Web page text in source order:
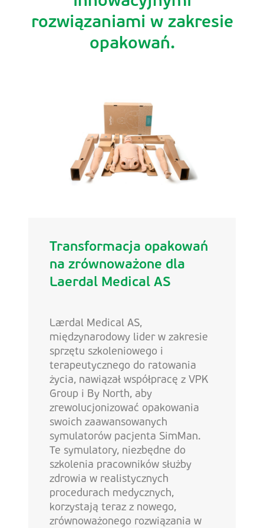
rozwiązaniami w zakresie
opakowań.
Transformacja opakowań
na zrównoważone dla
Laerdal Medical AS
Lærdal Medical AS,
międzynarodowy lider w zakresie
sprzętu szkoleniowego i
terapeutycznego do ratowania
życia, nawiązał współpracę z VPK
Group i By North, aby
zrewolucjonizować opakowania
swoich zaawansowanych
symulatorów pacjenta SimMan.
Te symulatory, niezbędne do
szkolenia pracowników służby
zdrowia w realistycznych
procedurach medycznych,
korzystają teraz z nowego,
zrównoważonego rozwiązania w